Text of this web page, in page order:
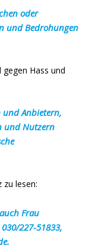
oder
und Bedrohungen
Hass und
und Anbietern,
und Nutzern
zu lesen:
Frau
227-51833,